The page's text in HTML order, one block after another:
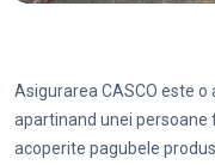
Asigurarea CASCO este
apartinand unei persoane
acoperite pagubele